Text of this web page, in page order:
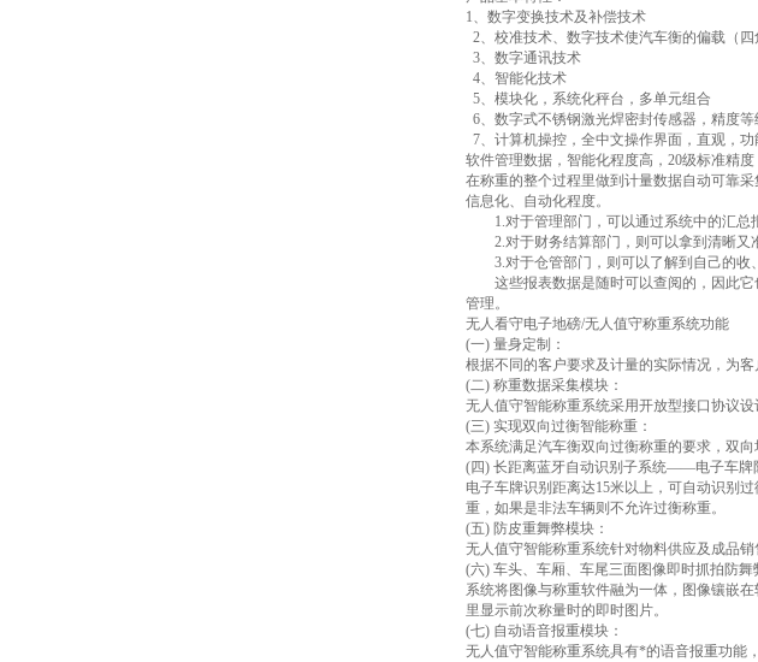
1、数字变换技术及补偿技术
2、校准技术、数字技术使汽车衡的偏载（四
3、数字通讯技术
4、智能化技术
5、模块化，系统化秤台，多单元组合
6、数字式不锈钢激光焊密封传感器，精度等
7、计算机操控，全中文操作界面，直观，
软件管理数据，智能化程度高，20级标准精
在称重的整个过程里做到计量数据自动可靠
信息化、自动化程度。
1.对于管理部门，可以通过系统中的汇总
2.对于财务结算部门，则可以拿到清晰又
3.对于仓管部门，则可以了解到自己的收
这些报表数据是随时可以查阅的，因此它
管理。
无人看守电子地磅/无人值守称重系统功能
(一) 量身定制：
根据不同的客户要求及计量的实际情况，为
(二) 称重数据采集模块：
无人值守智能称重系统采用开放型接口协议
(三) 实现双向过衡智能称重：
本系统满足汽车衡双向过衡称重的要求，双向
(四) 长距离蓝牙自动识别子系统——电子车牌
电子车牌识别距离达15米以上，可自动识别
重，如果是非法车辆则不允许过衡称重。
(五) 防皮重舞弊模块：
无人值守智能称重系统针对物料供应及成品
(六) 车头、车厢、车尾三面图像即时抓拍防舞
系统将图像与称重软件融为一体，图像镶嵌
里显示前次称量时的即时图片。
(七) 自动语音报重模块：
无人值守智能称重系统具有*的语音报重功能